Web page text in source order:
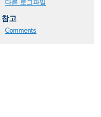
다른 로그파일
참고
Comments